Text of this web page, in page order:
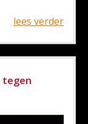
lees verder
tegen